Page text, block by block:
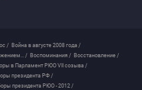
/ Война в августе 2008 года /
/ Воспоминания / Восстановление /
в Парламент РЮО VII созыва /
президента РФ /
президента РЮО - 2012 /